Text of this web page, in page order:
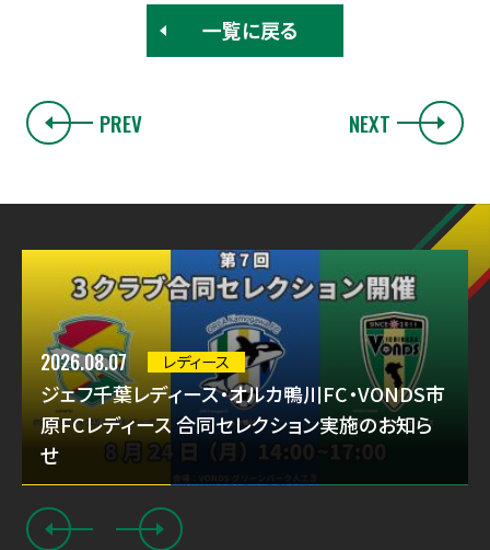
一覧に戻る
PREV NEXT
2026.08.07 レディース
ジェフ千葉レディース・オルカ鴨川FC・VONDS市
原FCレディース 合同セレクション実施のお知ら
せ